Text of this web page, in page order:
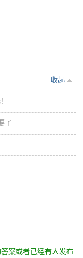
收起
了
案或者已经有人发布